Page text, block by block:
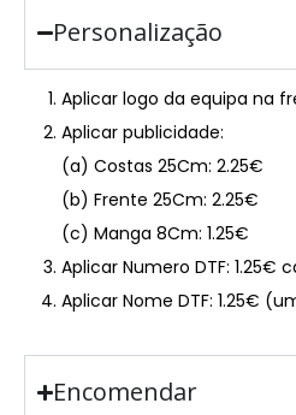
Personalização
Aplicar logo da equipa na
Aplicar publicidade:
(a) Costas 25Cm: 2.25€
(b) Frente 25Cm: 2.25€
(c) Manga 8Cm: 1.25€
Aplicar Numero DTF: 1.25€
Aplicar Nome DTF: 1.25€
Encomendar